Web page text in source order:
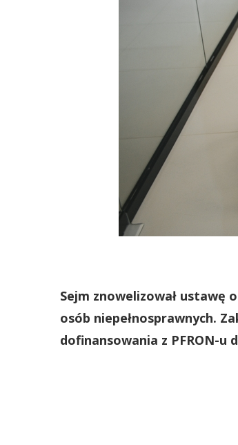
Sejm znowelizował ustawę
osób niepełnosprawnych.
dofinansowania z PFRON-u